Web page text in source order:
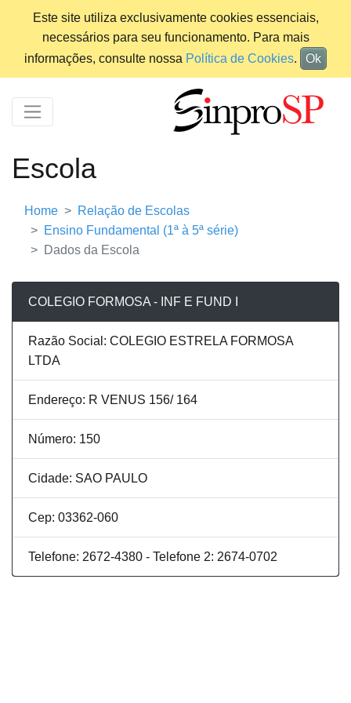
Este site utiliza exclusivamente cookies essenciais,
necessários para seu funcionamento. Para mais
informações, consulte nossa Política de Cookies. Ok
Escola
Home
Relação de Escolas
Ensino Fundamental (1ª à 5ª série)
Dados da Escola
COLEGIO FORMOSA - INF E FUND I
Razão Social: COLEGIO ESTRELA FORMOSA
LTDA
Endereço: R VENUS 156/ 164
Número: 150
Cidade: SAO PAULO
Cep: 03362-060
Telefone: 2672-4380 - Telefone 2: 2674-0702